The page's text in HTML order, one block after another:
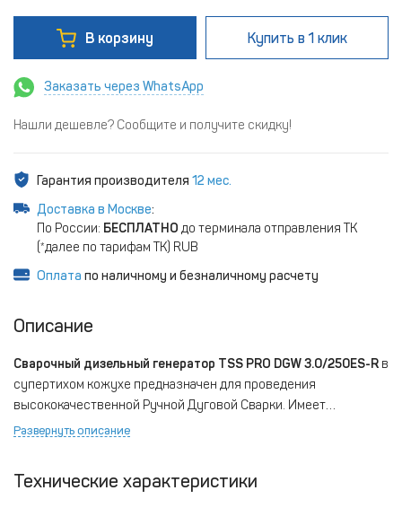
В корзину Купить в 1 клик
Заказать через WhatsApp
Нашли дешевле? Сообщите и получите скидку!
Гарантия производителя 12 мес.
Доставка в Москве:
По России: БЕСПЛАТНО до терминала отправления ТК
(*далее по тарифам ТК) RUB
Оплата по наличному и безналичному расчету
Описание
Сварочный дизельный генератор TSS PRO DGW 3.0/250ES-R в
супертихом кожухе предназначен для проведения
высококачественной Ручной Дуговой Сварки. Имеет
дополнительную функцию - питание электропотребителей.
• Двигатель - дизельный, 4х-тактный, одноцилиндровый, с
Развернуть описание
Технические характеристики